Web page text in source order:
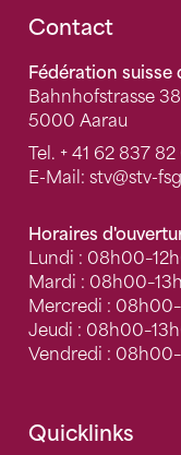
Fusszeile
Contact
Fédération
Bahnhofstrasse 38
5000 Aarau
Tel. + 41 62 837
E-Mail: stv@stv-
Horaires
Lundi :
Mardi :
Mercredi :
Jeudi :
Vendredi :
Quicklinks